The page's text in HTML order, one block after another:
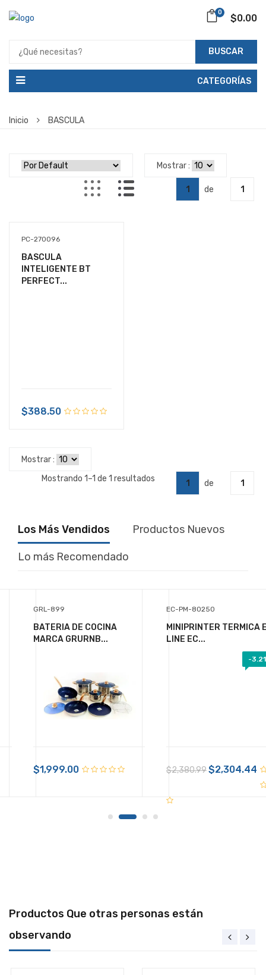
$0.00
0
BUSCAR
CATEGORÍAS
Inicio BASCULA
Mostrar :
1 de 1
PC-270096
BASCULA
INTELIGENTE BT
PERFECT...
$388.50
+ $99.00 de envío
$388.50
Mostrar :
Mostrando 1–1 de 1 resultados
1 de 1
Los Más Vendidos Productos Nuevos
Lo más Recomendado
GRL-899
BATERIA DE COCINA
MARCA GRURNB...
$1,999.00
EC-PM-80250
MINIPRINTER TERMICA
LINE EC...
-
$2,380.99$2,304.44
Productos Que otras personas están
observando